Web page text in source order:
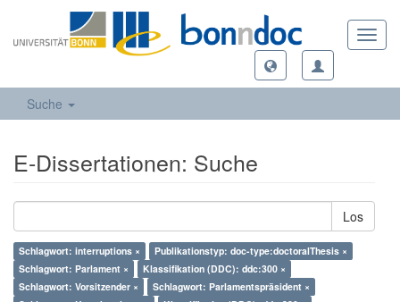
Suche
E-Dissertationen: Suche
Los
Schlagwort: interruptions ×
Publikationstyp: doc-type:doctoralThesis ×
Schlagwort: Parlament ×
Klassifikation (DDC): ddc:300 ×
Schlagwort: Vorsitzender ×
Schlagwort: Parlamentspräsident ×